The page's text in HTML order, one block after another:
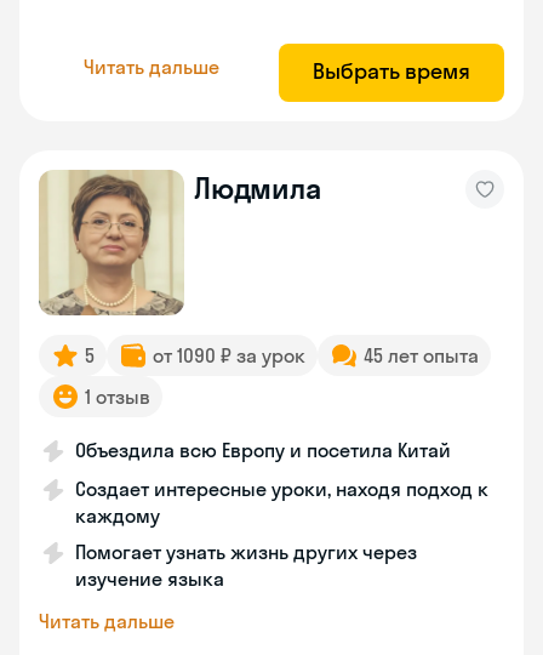
Читать дальше Выбрать время
Людмила
5 от 1090 ₽ за урок
45 лет опыта
1 отзыв
Объездила всю Европу и посетила Китай
Создает интересные уроки, находя подход к
каждому
Помогает узнать жизнь других через
изучение языка
Читать дальше